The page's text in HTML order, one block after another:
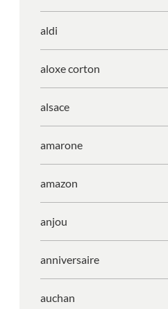
aldi
aloxe corton
alsace
amarone
amazon
anjou
anniversaire
auchan